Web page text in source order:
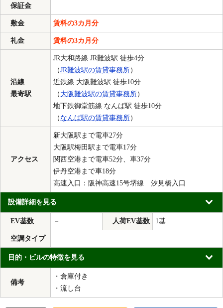
保証金
敷金 賃料の3カ月分
礼金 賃料の3カ月分
沿線
最寄駅
JR大和路線 JR難波駅 徒歩4分
（JR難波駅の賃貸事務所）
近鉄線 大阪難波駅 徒歩10分
（ 大阪難波駅の賃貸事務所）
地下鉄御堂筋線 なんば駅 徒歩10分
（ なんば駅の賃貸事務所）
アクセス
新大阪駅まで電車27分
大阪駅梅田駅まで電車17分
関西空港まで電車52分、車37分
伊丹空港まで車18分
高速入口：阪神高速15号堺線 汐見橋入口
設備詳細を見る
EV基数 － 人荷EV基数 1基
空調タイプ
目的・ビルの特徴を見る
備考
・倉庫付き
・流し台